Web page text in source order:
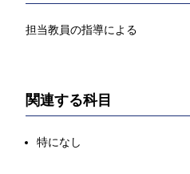
担当教員の指導による
関連する科目
特になし